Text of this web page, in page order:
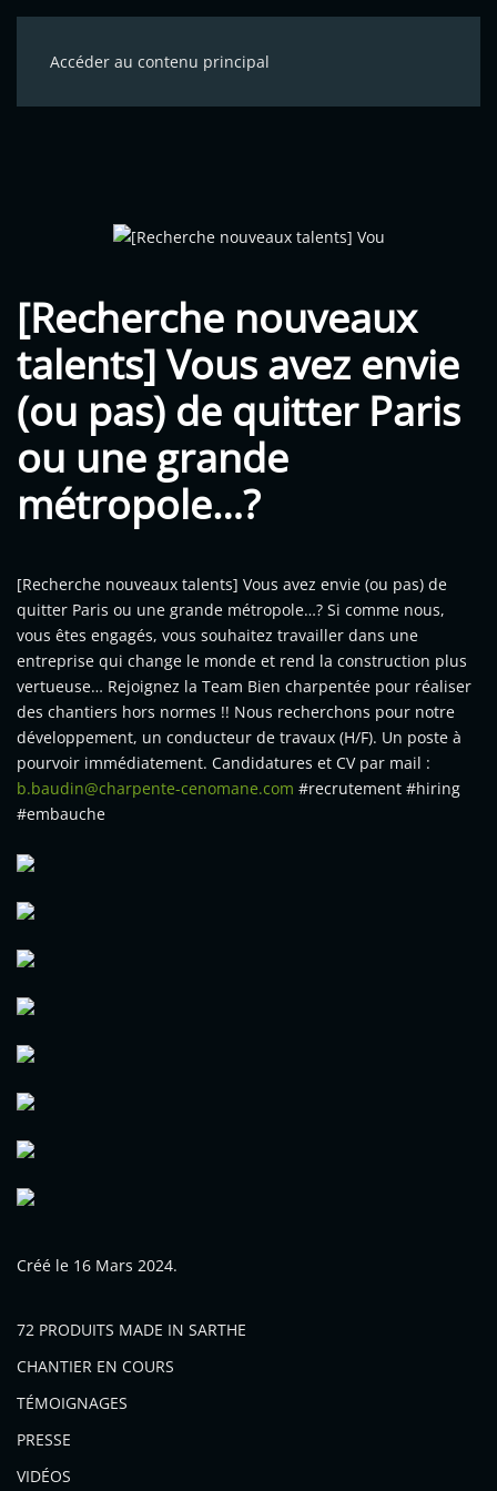
Accéder au contenu principal
[Recherche nouveaux
talents] Vous avez envie
(ou pas) de quitter Paris
ou une grande
métropole…?
[Recherche nouveaux talents] Vous avez envie (ou pas) de
quitter Paris ou une grande métropole…? Si comme nous,
vous êtes engagés, vous souhaitez travailler dans une
entreprise qui change le monde et rend la construction plus
vertueuse… Rejoignez la Team Bien charpentée pour réaliser
des chantiers hors normes !! Nous recherchons pour notre
développement, un conducteur de travaux (H/F). Un poste à
pourvoir immédiatement. Candidatures et CV par mail :
b.baudin@charpente-cenomane.com #recrutement #hiring
#embauche
Créé le 16 Mars 2024.
72 PRODUITS MADE IN SARTHE
CHANTIER EN COURS
TÉMOIGNAGES
PRESSE
VIDÉOS